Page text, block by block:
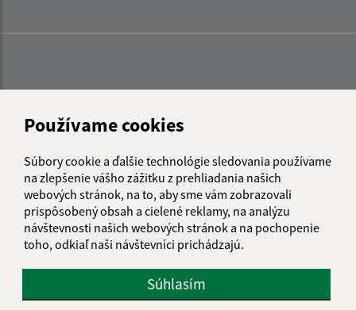
Používame cookies
Súbory cookie a ďalšie technológie sledovania používame
na zlepšenie vášho zážitku z prehliadania našich
webových stránok, na to, aby sme vám zobrazovali
prispôsobený obsah a cielené reklamy, na analýzu
návštevnosti našich webových stránok a na pochopenie
toho, odkiaľ naši návštevníci prichádzajú.
Súhlasím
Informácie o stránke: